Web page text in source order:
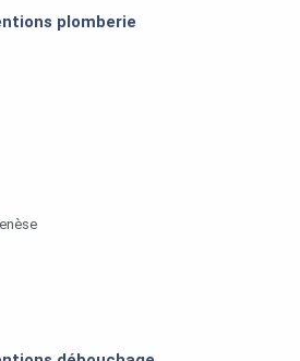
plomberie